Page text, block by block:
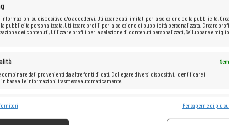
su dispositivo e/o accedervi, Utilizzare dati limitati per la selezione della pubblicità,
pubblicità personalizzata, Utilizzare profili per la selezione di pubblicità personalizzata, Creare
dei contenuti, Utilizzare profili per la selezione di contenuti personalizzati, Sviluppare e
combinare dati provenienti da altre fonti di dati, Collegare diversi dispositivi, Identificare i
base alle informazioni trasmesse automaticamente.
la sicurezza, prevenire e rilevare frodi, correggere errori, Erogare e
fornitori Per saperne di più